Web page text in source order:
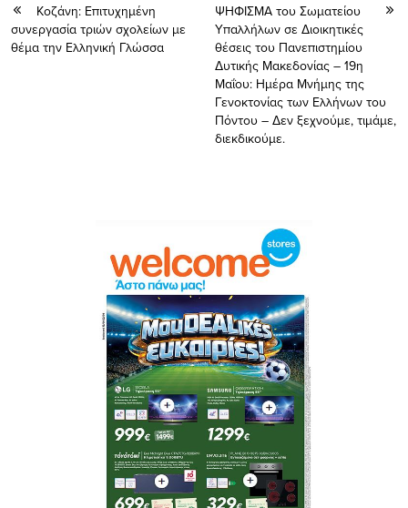
Κοζάνη: Επιτυχημένη
συνεργασία τριών σχολείων με
θέμα την Ελληνική Γλώσσα
ΨΗΦΙΣΜΑ του Σωματείου
Υπαλλήλων σε Διοικητικές
θέσεις του Πανεπιστημίου
Δυτικής Μακεδονίας – 19η
Μαΐου: Ημέρα Μνήμης της
Γενοκτονίας των Ελλήνων του
Πόντου – Δεν ξεχνούμε, τιμάμε,
διεκδικούμε.